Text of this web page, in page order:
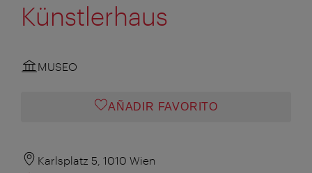
Künstlerhaus
MUSEO
AÑADIR FAVORITO
Karlsplatz 5, 1010 Wien